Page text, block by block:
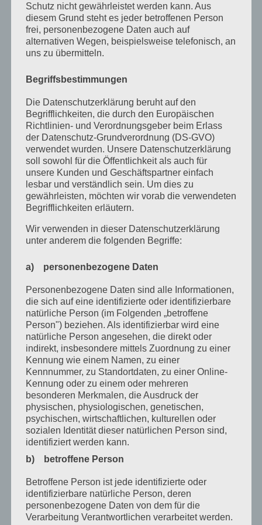
September 2022
August 2022
Juli 2022
Januar 2022
Dezember 2021
Oktober 2021
September 2021
Mai 2021
Januar 2021
Dezember 2020
Oktober 2020
August 2020
Juli 2020
Juni 2020
Mai 2020
April 2020
März 2020
Februar 2020
November 2019
Oktober 2019
Schutz nicht gewährleistet werden kann. Aus
diesem Grund steht es jeder betroffenen Person
frei, personenbezogene Daten auch auf
alternativen Wegen, beispielsweise telefonisch, an
uns zu übermitteln.
Begriffsbestimmungen
Die Datenschutzerklärung beruht auf den
Begrifflichkeiten, die durch den Europäischen
Richtlinien- und Verordnungsgeber beim Erlass
der Datenschutz-Grundverordnung (DS-GVO)
verwendet wurden. Unsere Datenschutzerklärung
soll sowohl für die Öffentlichkeit als auch für
unsere Kunden und Geschäftspartner einfach
lesbar und verständlich sein. Um dies zu
gewährleisten, möchten wir vorab die verwendeten
Begrifflichkeiten erläutern.
Wir verwenden in dieser Datenschutzerklärung
unter anderem die folgenden Begriffe:
a) personenbezogene Daten
Personenbezogene Daten sind alle Informationen,
die sich auf eine identifizierte oder identifizierbare
natürliche Person (im Folgenden „betroffene
Person") beziehen. Als identifizierbar wird eine
natürliche Person angesehen, die direkt oder
indirekt, insbesondere mittels Zuordnung zu einer
Kennung wie einem Namen, zu einer
Kennnummer, zu Standortdaten, zu einer Online-
Kennung oder zu einem oder mehreren
besonderen Merkmalen, die Ausdruck der
physischen, physiologischen, genetischen,
psychischen, wirtschaftlichen, kulturellen oder
sozialen Identität dieser natürlichen Person sind,
identifiziert werden kann.
b) betroffene Person
Betroffene Person ist jede identifizierte oder
identifizierbare natürliche Person, deren
personenbezogene Daten von dem für die
Verarbeitung Verantwortlichen verarbeitet werden.